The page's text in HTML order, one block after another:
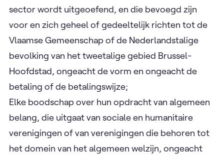
sector wordt uitgeoefend, en die bevoegd zijn
voor en zich geheel of gedeeltelijk richten tot de
Vlaamse Gemeenschap of de Nederlandstalige
bevolking van het tweetalige gebied Brussel-
Hoofdstad, ongeacht de vorm en ongeacht de
betaling of de betalingswijze;
Elke boodschap over hun opdracht van algemeen
belang, die uitgaat van sociale en humanitaire
verenigingen of van verenigingen die behoren tot
het domein van het algemeen welzijn, ongeacht